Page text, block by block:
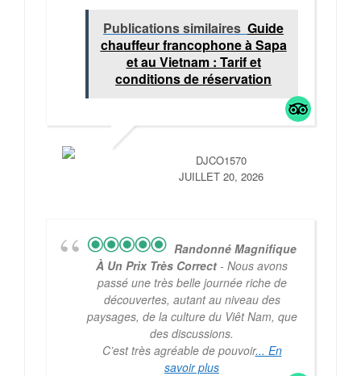
Publications similaires Guide
chauffeur francophone à Sapa
et au Vietnam : Tarif et
conditions de réservation
DJCO1570
JUILLET 20, 2026
Randonné Magnifique
À Un Prix Très Correct - Nous avons
passé une très belle journée riche de
découvertes, autant au niveau des
paysages, de la culture du Viêt Nam, que
des discussions.
C’est très agréable de pouvoir... En
savoir plus